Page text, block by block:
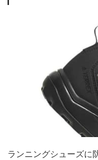
ランニングシューズに